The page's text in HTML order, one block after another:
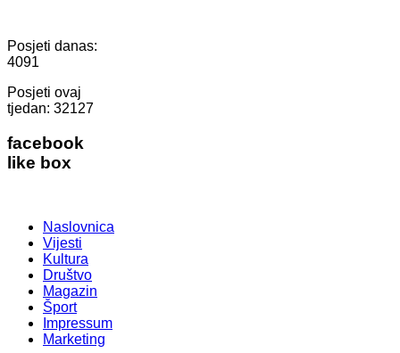
Posjeti danas:
4091
Posjeti ovaj
tjedan: 32127
facebook
like box
Naslovnica
Vijesti
Kultura
Društvo
Magazin
Šport
Impressum
Marketing